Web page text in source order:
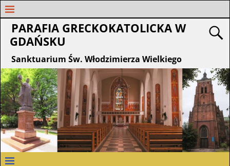
PARAFIA GRECKOKATOLICKA W
GDAŃSKU
Sanktuarium Św. Włodzimierza Wielkiego